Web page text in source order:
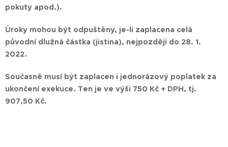
pokuty apod.).
Úroky mohou být odpuštěny, je-li zaplacena celá
původní dlužná částka (jistina), nejpozději do 28. 1.
2022.
Současně musí být zaplacen i jednorázový poplatek za
ukončení exekuce. Ten je ve výši 750 Kč + DPH, tj.
907,50 Kč.